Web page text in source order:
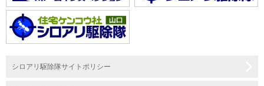
シロアリ駆除隊サイトポリシー